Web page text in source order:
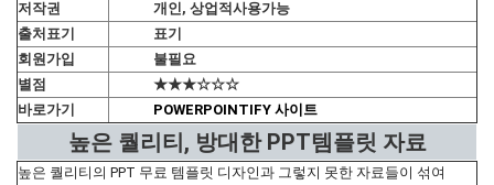
저작권
개인, 상업적사용가능
출처표기
표기
회원가입
불필요
별점
★★★☆☆☆
바로가기
POWERPOINTIFY 사이트
높은 퀄리티, 방대한 PPT템플릿 자료
높은 퀄리티의 PPT 무료 템플릿 디자인과 그렇지 못한 자료들이 섞여